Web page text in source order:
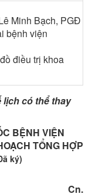
Minh Bạch, PGĐ
bệnh viện
điều trị khoa
lịch có thể thay
BỆNH VIỆN
TỔNG HỢP
Đã ký)
Cn.